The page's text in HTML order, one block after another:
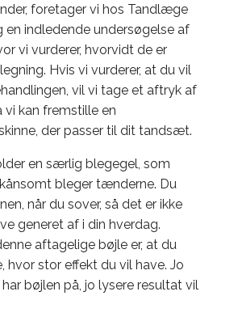
foretager vi hos Tandlæge
en indledende undersøgelse af
vi vurderer, hvorvidt de er
Hvis vi vurderer, at du vil
vil vi tage et aftryk af
vi kan fremstille en
der passer til dit tandsæt.
en særlig blegegel, som
bleger tænderne. Du
når du sover, så det er ikke
generet af i din hverdag.
aftagelige bøjle er, at du
hvor stor effekt du vil have. Jo
bøjlen på, jo lysere resultat vil